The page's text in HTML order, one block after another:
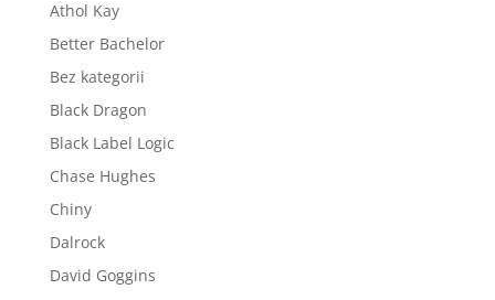
Athol Kay
Better Bachelor
Bez kategorii
Black Dragon
Black Label Logic
Chase Hughes
Chiny
Dalrock
David Goggins